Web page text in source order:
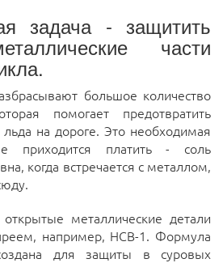
задача - защитить
части
большое количество
помогает предотвратить
льда на дороге. Это необходимая
приходится платить - соль
когда встречается с металлом,
металлические детали
например, HCB-1. Формула
для защиты в суровых